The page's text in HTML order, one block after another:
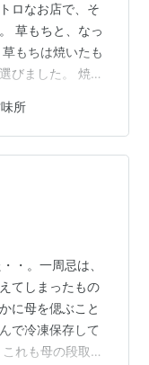
ロなお店で、そ
草もちと、なっ
もちは焼いたも
びました。 焼い
あんこもあっさ
草もちはさらに
的には焼いたも
やきのおもち版
ていて、野沢菜
所
・。一周忌は、
てしまったもの
に母を偲ぶこと
で冷凍保存して
れも母の段取り